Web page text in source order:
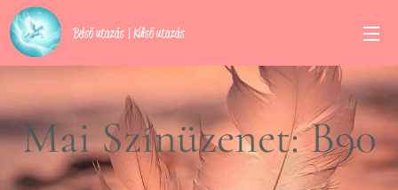
Belső utazás | Külső utazás
Mai Színüzenet: B90